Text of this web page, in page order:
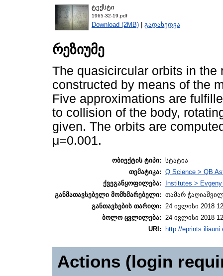
ტექსტი
1965-32-19.pdf
Download (2MB) | გადახედვა
რეზიუმე
The quasicircular orbits in the
constructed by means of the
Five approximations are
to collision of the body,
given. The orbits are
μ=0.001.
ობიექტის ტიპი: სტატია
თემატიკა: Q Science > QB
ქვეგანყოფილება:
Institutes >
განმათავსებელი მომხმარებელი: თამარ
განთავსების თარიღი:
24 ივლისი 2018
ბოლო ცვლილება:
24 ივლისი 2018
URI:
http://
Actions (login